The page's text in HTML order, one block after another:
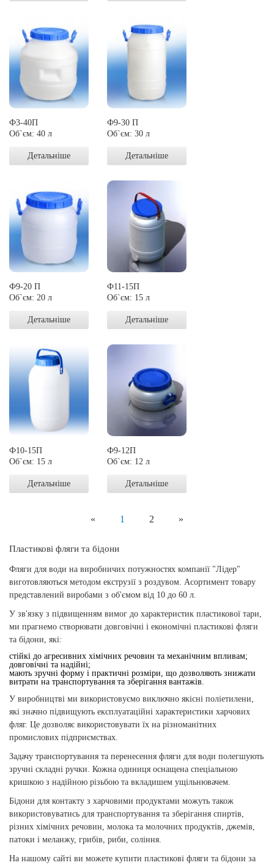
Ф3-40П
Об`єм: 40 л
Детальніше
Ф9-30 П
Об`єм: 30 л
Детальніше
Ф9-20 П
Об`єм: 20 л
Детальніше
Ф11-15П
Об`єм: 15 л
Детальніше
Ф10-15П
Об`єм: 15 л
Детальніше
Ф9-12П
Об`єм: 12 л
Детальніше
« 1 2 »
Пластикові фляги та бідони
Фляги для води на виробничих потужностях компанії "Лідер"
виготовляються методом екструзії з роздувом. Асортимент товару
представлений виробами з об'ємом від 10 до 60 л.
У зв'язку з підвищенням вимог до характеристик пластикової тари,
ми прагнемо створювати довговічні і економічні пластикові фляги
та бідони, які:
стійкі до агресивних хімічних речовин та механічним впливам;
довговічні та надійні;
мають зручні форму і практичні розміри, що дозволяють знижати
витрати на транспортування та зберігання вантажів.
У виробництві ми використовуємо виключно якісні поліетилени,
які значно підвищують експлуатаційні характеристики харчових
фляг. Це дозволяє використовувати їх на різноманітних
промислових підприємствах.
Задачу транспортування та перенесення фляги для води полегшують
зручні складні ручки. Кожна одиниця оснащена спеціальною
кришкою з надійною різьбою та вкладишем ущільнювачем.
Бідони для контакту з харчовими продуктами можуть також
використовуватись для транспортування та зберігання спиртів,
різних хімічних речовин, молока та молочних продуктів, джемів,
патоки і меланжу, грибів, риби, соління.
На нашому сайті ви можете купити пластикові фляги та бідони за